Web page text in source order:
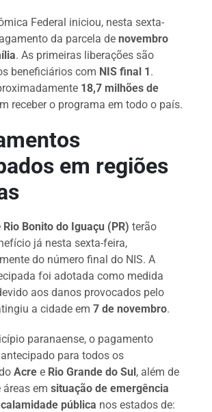
s
s
e
n
er
p
y
Li
n
Federal iniciou, nesta sexta-
da parcela denovembro
. As primeiras liberações são
beneficiários com NIS final 1.
18,7 milhões de
receber o programa em todo o país.
em regiões
Rio Bonito do Iguaçu (PR) terão
já nesta sexta-feira,
do número final do NIS. A
foi adotada como medida
aos danos provocados pelo
a cidade em7 de novembro.
paranaense, o pagamento
para todos os
Acre e Rio Grande do Sul, além de
áreas emsituação de emergência
pública nos estados de: